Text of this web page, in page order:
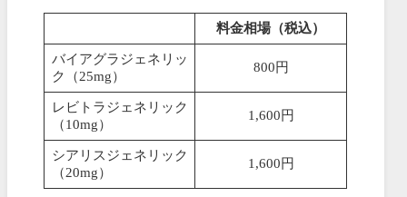
料金相場（税込）
バイアグラジェネリッ
ク（25mg）
800円
レビトラジェネリック
（10mg）
1,600円
シアリスジェネリック
（20mg）
1,600円